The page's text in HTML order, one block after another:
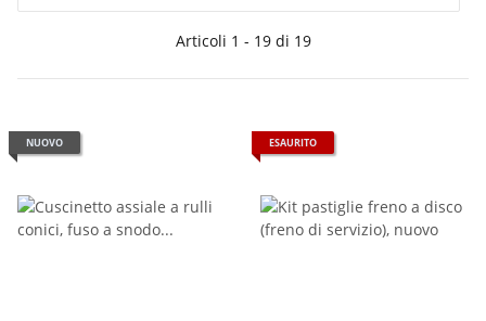
Articoli 1 - 19 di 19
NUOVO ESAURITO